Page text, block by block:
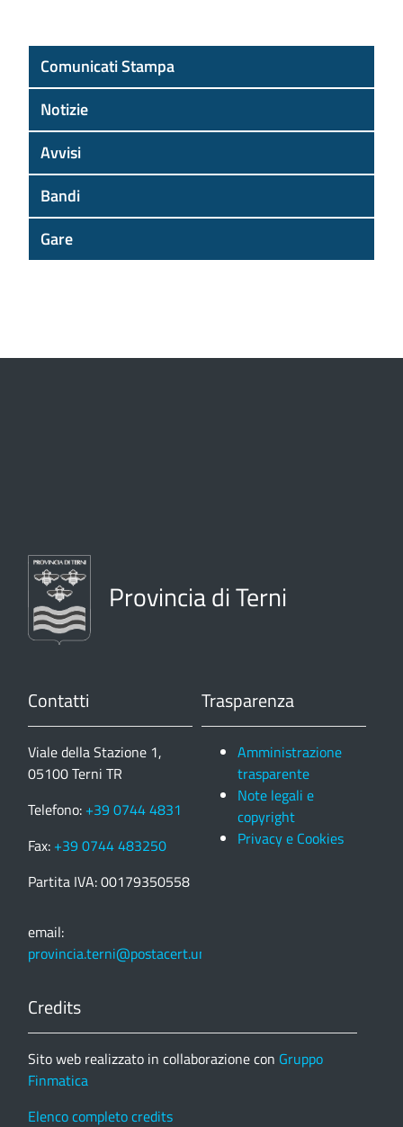
Comunicati Stampa
Notizie
Avvisi
Bandi
Gare
Provincia di Terni
Contatti
Viale della Stazione 1,
05100 Terni TR
Telefono: +39 0744 4831
Fax: +39 0744 483250
Partita IVA: 00179350558
email:
provincia.terni@postacert.umbria.it
Trasparenza
Amministrazione
trasparente
Note legali e
copyright
Privacy e Cookies
Credits
Sito web realizzato in collaborazione con Gruppo
Finmatica
Elenco completo credits